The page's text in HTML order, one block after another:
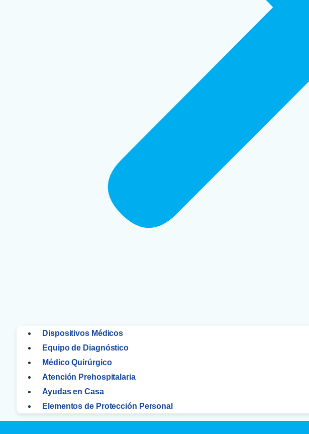
Dispositivos Médicos
Equipo de Diagnóstico
Médico Quirúrgico
Atención Prehospitalaria
Ayudas en Casa
Elementos de Protección Personal